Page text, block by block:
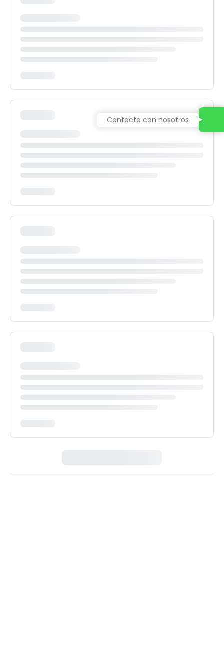
Contacta con nosotros